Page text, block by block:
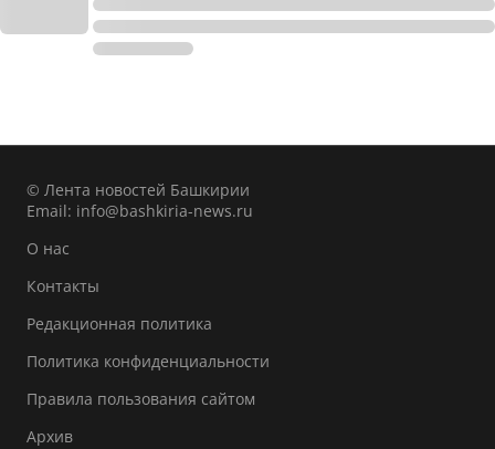
© Лента новостей Башкирии
Email: info@bashkiria-news.ru
О нас
Контакты
Редакционная политика
Политика конфиденциальности
Правила пользования сайтом
Архив